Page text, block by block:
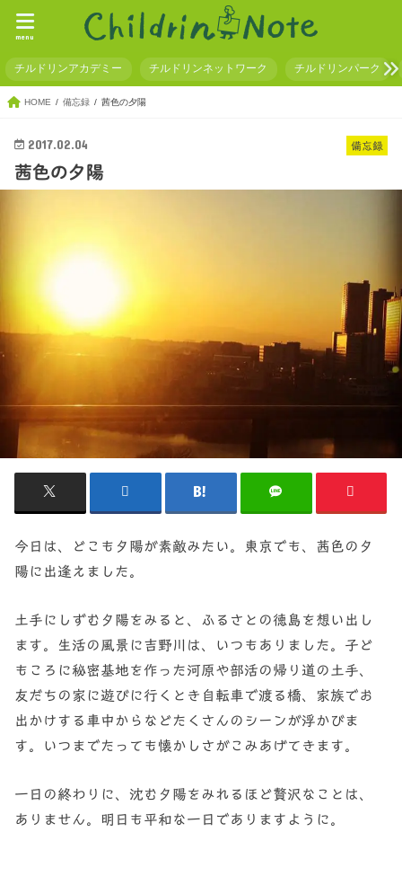
menu
チルドリンアカデミー チルドリンネットワーク チルドリンパーク
HOME 備忘録 茜色の夕陽
備忘録
2017.02.04
茜色の夕陽
今日は、どこも夕陽が素敵みたい。東京でも、茜色の夕
陽に出逢えました。
土手にしずむ夕陽をみると、ふるさとの徳島を想い出し
ます。生活の風景に吉野川は、いつもありました。子ど
もころに秘密基地を作った河原や部活の帰り道の土手、
友だちの家に遊びに行くとき自転車で渡る橋、家族でお
出かけする車中からなどたくさんのシーンが浮かびま
す。いつまでたっても懐かしさがこみあげてきます。
一日の終わりに、沈む夕陽をみれるほど贅沢なことは、
ありません。明日も平和な一日でありますように。